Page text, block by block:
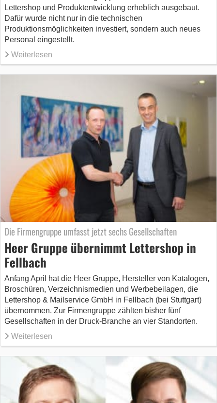
Lettershop und Produktentwicklung erheblich ausgebaut.
Dafür wurde nicht nur in die technischen
Produktionsmöglichkeiten investiert, sondern auch neues
Personal eingestellt.
Weiterlesen
Die Firmengruppe umfasst jetzt sechs Gesellschaften
Heer Gruppe übernimmt Lettershop in
Fellbach
Anfang April hat die Heer Gruppe, Hersteller von Katalogen,
Broschüren, Verzeichnismedien und Werbebeilagen, die
Lettershop & Mailservice GmbH in Fellbach (bei Stuttgart)
übernommen. Zur Firmengruppe zählten bisher fünf
Gesellschaften in der Druck-Branche an vier Standorten.
Weiterlesen